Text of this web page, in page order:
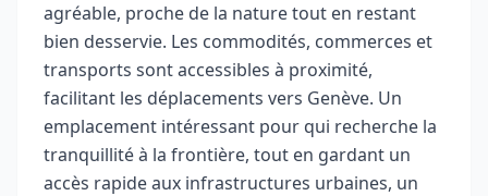
agréable, proche de la nature tout en restant
bien desservie. Les commodités, commerces et
transports sont accessibles à proximité,
facilitant les déplacements vers Genève. Un
emplacement intéressant pour qui recherche la
tranquillité à la frontière, tout en gardant un
accès rapide aux infrastructures urbaines, un